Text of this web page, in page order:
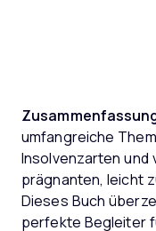
umfangreiche
Insolvenzarten und
prägnanten, leicht
Dieses Buch
perfekte Begleiter